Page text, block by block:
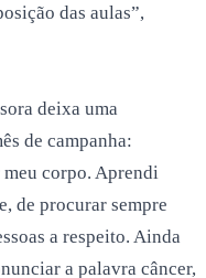
das aulas”,
deixa uma
de campanha:
meu corpo. Aprendi
de procurar sempre
a respeito. Ainda
a palavra câncer,